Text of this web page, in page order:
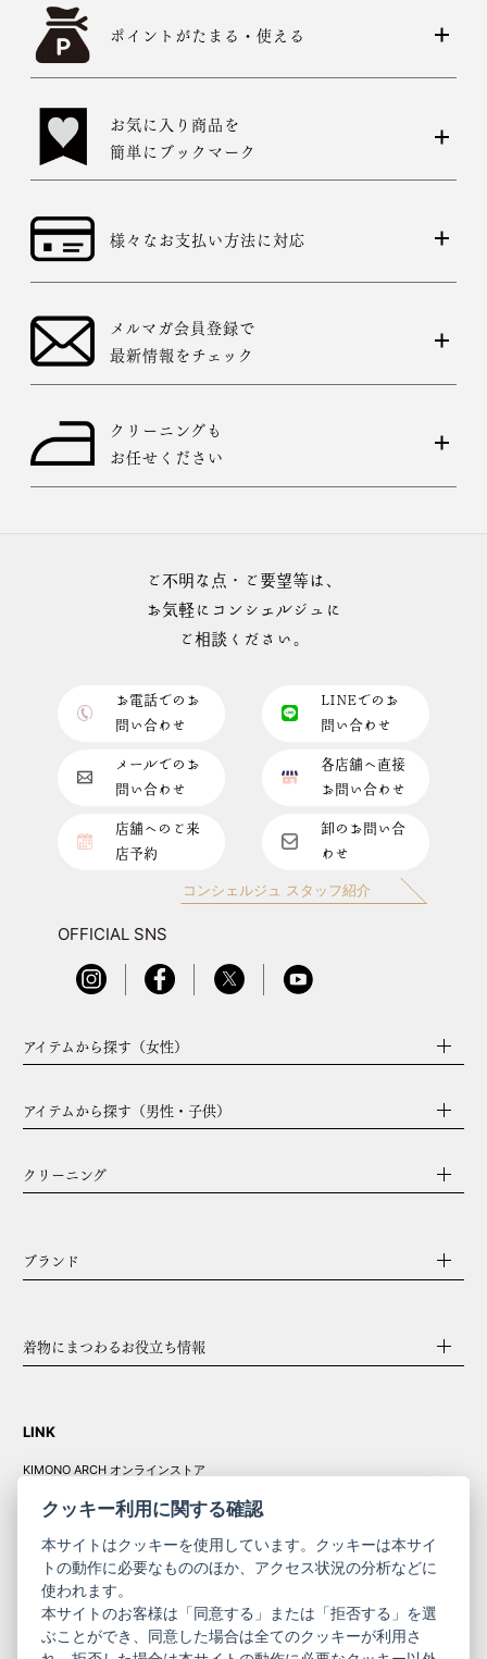
ポイントがたまる・使える
お気に入り商品を
簡単にブックマーク
様々なお支払い方法に対応
メルマガ会員登録で
最新情報をチェック
クリーニングも
お任せください
ご不明な点・ご要望等は、
お気軽にコンシェルジュに
ご相談ください。
お電話でのお
問い合わせ
LINEでのお
問い合わせ
メールでのお
問い合わせ
各店舗へ直接
お問い合わせ
店舗へのご来
店予約
卸のお問い合
わせ
コンシェルジュ スタッフ紹介
OFFICIAL SNS
アイテムから探す（女性）
アイテムから探す（男性・子供）
クリーニング
ブランド
着物にまつわるお役立ち情報
LINK
KIMONO ARCH オンラインストア
コーポレート
きものやまと振
袖
クッキー利用に関する確認
本サイトはクッキーを使用しています。クッキーは本サイ
トの動作に必要なもののほか、アクセス状況の分析などに
使われます。
本サイトのお客様は「同意する」または「拒否する」を選
ぶことができ、同意した場合は全てのクッキーが利用さ